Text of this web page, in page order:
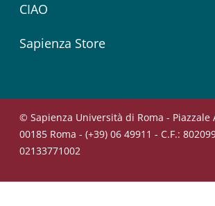
CIAO
Sapienza Store
© Sapienza Università di Roma - Piazzale
00185 Roma - (+39) 06 49911 - C.F.:
02133771002